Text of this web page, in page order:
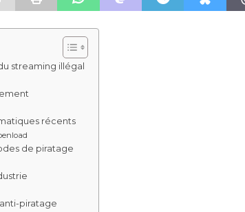
streaming illégal
récents
de piratage
piratage